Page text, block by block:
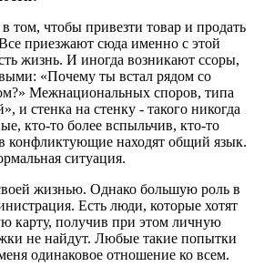
том, чтобы привезти товар и продать
приезжают сюда именно с этой
жизнь. И иногда возникают ссоры,
«Почему ты встал рядом со
Межнациональных споров, типа
и стенка на стенку - такого никогда
кто-то более вспыльчив, кто-то
конфликтующие находят общий язык.
ситуация.
жизнью. Однако большую роль в
Есть люди, которые хотят
карту, получив при этом личную
не найдут. Любые такие попытки
одинаковое отношение ко всем.